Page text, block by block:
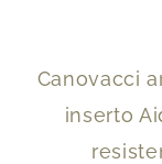
Canovacci
inserto